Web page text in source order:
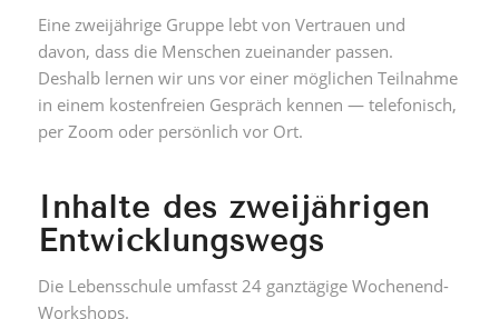
Eine zweijährige Gruppe lebt von Vertrauen und
davon, dass die Menschen zueinander passen.
Deshalb lernen wir uns vor einer möglichen Teilnahme
in einem kostenfreien Gespräch kennen — telefonisch,
per Zoom oder persönlich vor Ort.
Inhalte des zweijährigen
Entwicklungswegs
Die Lebensschule umfasst 24 ganztägige Wochenend-
Workshops.